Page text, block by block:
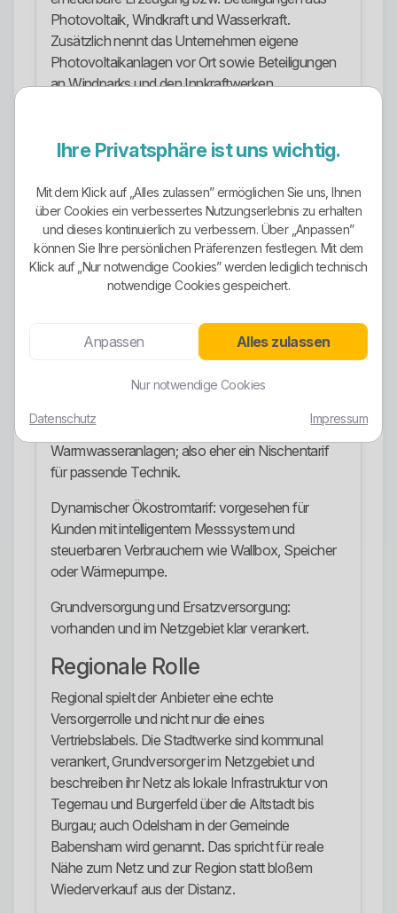
Photovoltaik, Windkraft und Wasserkraft.
Zusätzlich nennt das Unternehmen eigene
Photovoltaikanlagen vor Ort sowie Beteiligungen
an Windparks und den Innkraftwerken.
Inn.Strom natur: klassischer Haushaltsstromtarif
Mindestlaufzeit.
Inn.Strom Garant natur: Tarif mit 100 Prozent
Ökostrom, 12 Monaten Mindestlaufzeit und
Preisgarantie; laut Anbieter für Kunden mit
höherem Jahresverbrauch ausgelegt.
Inn.Strom Gewerbe natur: Gewerbestromtarif mit
100 Prozent Ökostrom, gedacht für gewerbliche
elektrische Raumheizung, Klimatisierung oder
Warmwasseranlagen; also eher ein Nischentarif
für passende Technik.
Dynamischer Ökostromtarif: vorgesehen für
Kunden mit intelligentem Messsystem und
steuerbaren Verbrauchern wie Wallbox, Speicher
oder Wärmepumpe.
Grundversorgung und Ersatzversorgung:
vorhanden und im Netzgebiet klar verankert.
Regionale Rolle
Regional spielt der Anbieter eine echte
Versorgerrolle und nicht nur die eines
Vertriebslabels. Die Stadtwerke sind kommunal
verankert, Grundversorger im Netzgebiet und
beschreiben ihr Netz als lokale Infrastruktur von
Tegernau und Burgerfeld über die Altstadt bis
Burgau; auch Odelsham in der Gemeinde
Babensham wird genannt. Das spricht für reale
Nähe zum Netz und zur Region statt bloßem
Wiederverkauf aus der Distanz.
Ihre Privatsphäre ist uns wichtig.
Mit dem Klick auf „Alles zulassen” ermöglichen Sie uns, Ihnen
über Cookies ein verbessertes Nutzungserlebnis zu erhalten
und dieses kontinuierlich zu verbessern. Über „Anpassen”
können Sie Ihre persönlichen Präferenzen festlegen. Mit dem
Klick auf „Nur notwendige Cookies” werden lediglich technisch
notwendige Cookies gespeichert.
Anpassen Alles zulassen
Nur notwendige Cookies
Datenschutz Impressum